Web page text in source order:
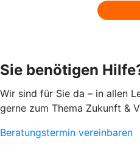
Sie benötigen
Wir sind für Sie da – in allen
gerne zum Thema Zukunft &
Beratungstermin vereinbaren